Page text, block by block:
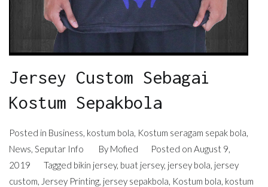
Jersey Custom Sebagai
Kostum Sepakbola
Posted in Business kostum bola Kostum seragam sepak bola
News Seputar Info By Mofied Posted on August 9,
2019
Tagged bikin jersey, buat jersey, jersey bola jersey
custom
Jersey Printing jersey sepakbola Kostum bola kostum